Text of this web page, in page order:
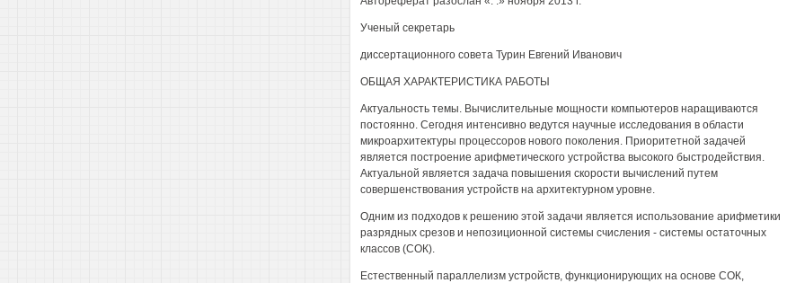
Ученый секретарь
диссертационного совета Турин Евгений Иванович
ОБЩАЯ ХАРАКТЕРИСТИКА РАБОТЫ
Актуальность темы. Вычислительные мощности компьютеров наращиваются
постоянно. Сегодня интенсивно ведутся научные исследования в области
микроархитектуры процессоров нового поколения. Приоритетной задачей
является построение арифметического устройства высокого быстродействия.
Актуальной является задача повышения скорости вычислений путем
совершенствования устройств на архитектурном уровне.
Одним из подходов к решению этой задачи является использование арифметики
разрядных срезов и непозиционной системы счисления - системы остаточных
классов (СОК).
Естественный параллелизм устройств, функционирующих на основе СОК,